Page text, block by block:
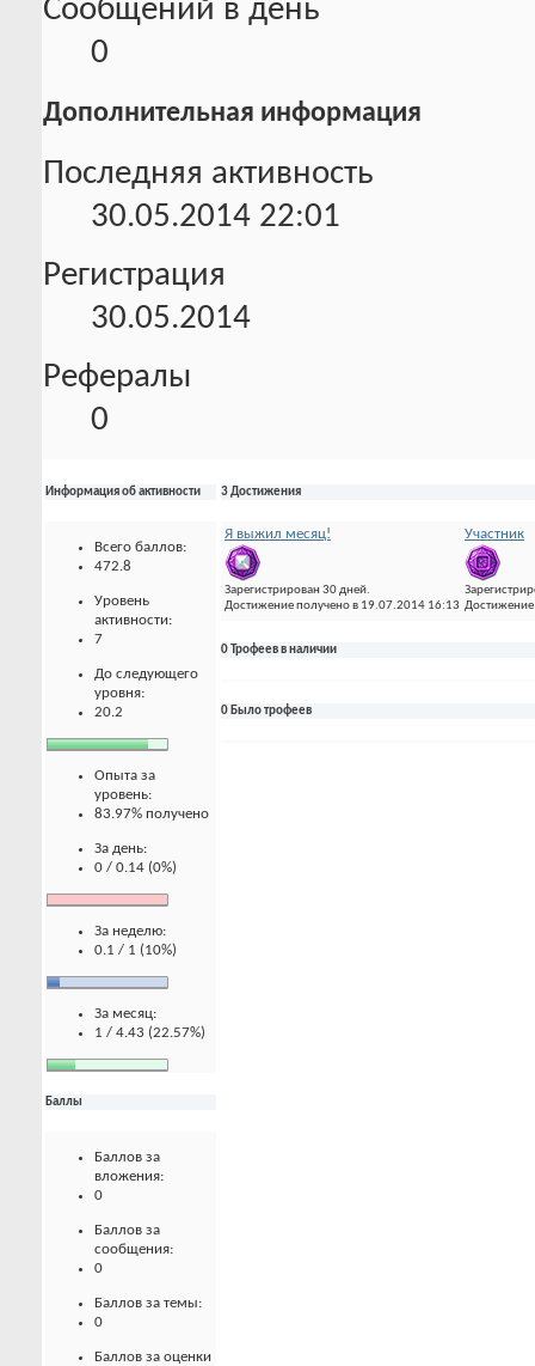
Сообщений в день
0
Дополнительная информация
Последняя активность
30.05.2014 22:01
Регистрация
30.05.2014
Рефералы
0
Информация об активности
Всего баллов:
472.8
Уровень
активности:
7
До следующего
уровня:
20.2
Опыта за
уровень:
83.97% получено
За день:
0 / 0.14 (0%)
За неделю:
0.1 / 1 (10%)
За месяц:
1 / 4.43 (22.57%)
Баллы
Баллов за
вложения:
0
Баллов за
сообщения:
0
Баллов за темы:
0
Баллов за оценки
3 Достижения
Я выжил месяц!
Зарегистрирован 30 дней.
Достижение получено в 19.07.2014 16:13
Участник
0 Трофеев в наличии
0 Было трофеев